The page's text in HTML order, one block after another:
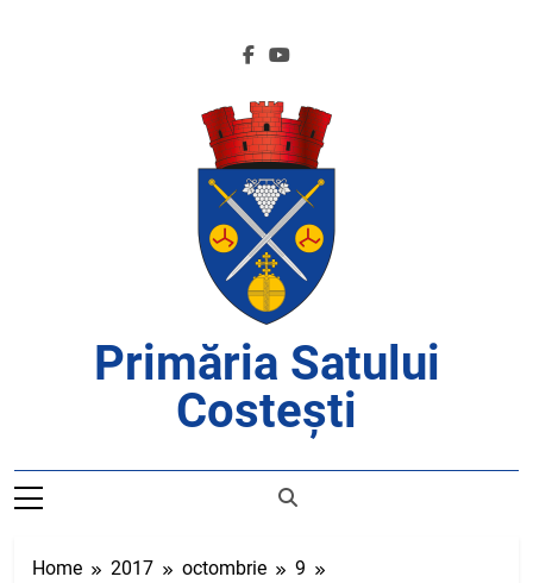
Primăria Satului
Costești
Home 2017 octombrie
9